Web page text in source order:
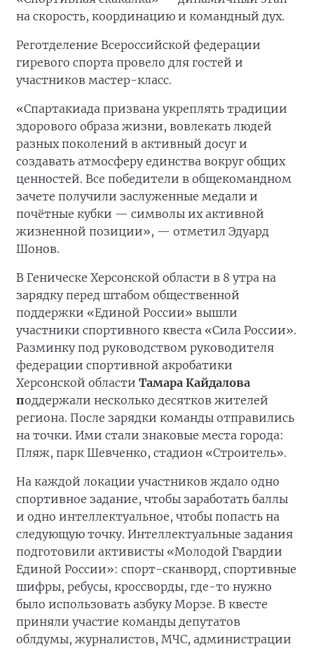
на скорость, координацию и командный дух.
Реготделение Всероссийской федерации
гиревого спорта провело для гостей и
участников мастер-класс.
«Спартакиада призвана укреплять традиции
здорового образа жизни, вовлекать людей
разных поколений в активный досуг и
создавать атмосферу единства вокруг общих
ценностей. Все победители в общекомандном
зачете получили заслуженные медали и
почётные кубки — символы их активной
жизненной позиции», — отметил Эдуард
Шонов.
В Геническе Херсонской области в 8 утра на
зарядку перед штабом общественной
поддержки «Единой России» вышли
участники спортивного квеста «Сила России».
Разминку под руководством руководителя
федерации спортивной акробатики
Херсонской области Тамара Кайдалова
поддержали несколько десятков жителей
региона. После зарядки команды отправились
на точки. Ими стали знаковые места города:
Пляж, парк Шевченко, стадион «Строитель».
На каждой локации участников ждало одно
спортивное задание, чтобы заработать баллы
и одно интеллектуальное, чтобы попасть на
следующую точку. Интеллектуальные задания
подготовили активисты «Молодой Гвардии
Единой России»: спорт-сканворд, спортивные
шифры, ребусы, кроссворды, где-то нужно
было использовать азбуку Морзе. В квесте
приняли участие команды депутатов
облдумы, журналистов, МЧС, администрации